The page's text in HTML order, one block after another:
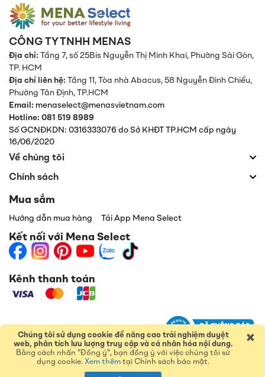
×
Chúng tôi sử dụng cookie để nâng cao trải nghiệm duyệt
web, phân tích lưu lượng truy cập và cá nhân hóa nội dung.
Bằng cách nhấn "Đồng ý", bạn đồng ý với việc chúng tôi sử
dụng cookie.Xem thêmtại Chính sách bảo mật.
CÔNG TY TNHH MENAS
Địa chỉ:Tầng 7, số 25Bis Nguyễn Thị Minh Khai, Phường Sài Gòn,
TP. HCM
Địa chỉ liên hệ:Tầng 11, Tòa nhà Abacus, 58 Nguyễn Đình Chiểu,
Phường Tân Định,TP.HCM
Email: menaselect@menasvietnam.com
Hotline: 081 519 8989
Số GCNĐKDN: 0316333076 do Sở KHĐT TP.HCM cấp ngày
16/06/2020
Về chúng tôi
Chính sách
Mua sắm
Hướng dẫn mua hàng Tải App Mena Select
Kết nối với Mena Select
Kênh thanh toán